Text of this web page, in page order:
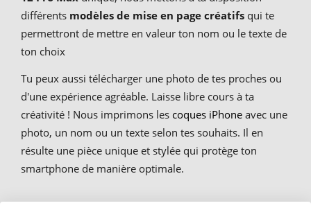
différents modèles de mise en page créatifs qui te
permettront de mettre en valeur ton nom ou le texte de
ton choix
Tu peux aussi télécharger une photo de tes proches ou
d'une expérience agréable. Laisse libre cours à ta
créativité ! Nous imprimons les coques iPhone avec une
photo, un nom ou un texte selon tes souhaits. Il en
résulte une pièce unique et stylée qui protège ton
smartphone de manière optimale.